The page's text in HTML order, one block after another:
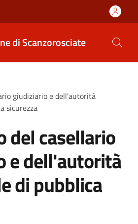
di Scanzorosciate
giudiziario e dell'autorità
sicurezza
del casellario
e dell'autorità
di pubblica